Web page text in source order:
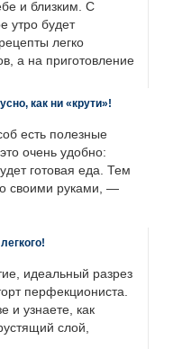
и близким. С
утро будет
легко
а на приготовление
как ни «крути»!
есть полезные
очень удобно:
готовая еда. Тем
своими руками, —
идеальный разрез
перфекциониста.
и узнаете, как
слой,